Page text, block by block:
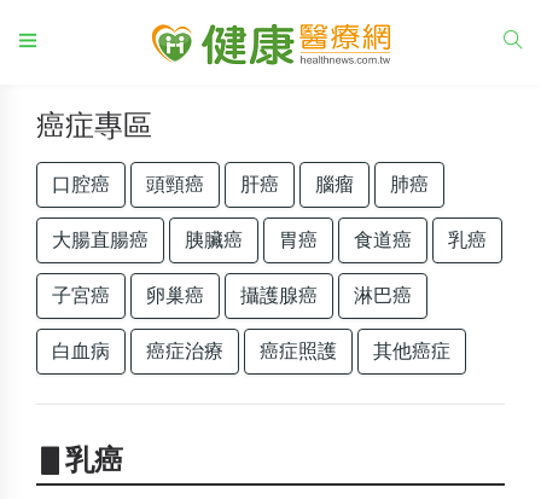
癌症專區
口腔癌 頭頸癌 肝癌 腦瘤 肺癌
大腸直腸癌 胰臟癌 胃癌 食道癌 乳癌
子宮癌 卵巢癌 攝護腺癌 淋巴癌
白血病 癌症治療 癌症照護 其他癌症
▋乳癌